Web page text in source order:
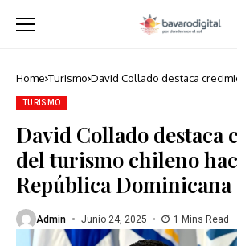
Home Turismo David Collado destaca
TURISMO
David Collado destaca
del turismo chileno
República Dominicana
Admin Junio 24, 2025 1 Mins Read